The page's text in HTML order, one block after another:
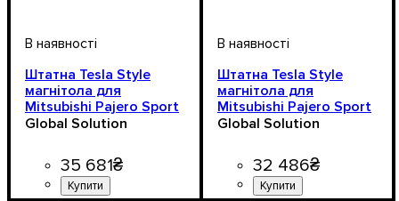
Штатна Tesla Style
магнітола для
Mitsubishi Pajero Sport
/ Montero Sport 2020–
Global Solution
35 681₴
Штатна Tesla Style
магнітола для
Mitsubishi Pajero Sport
V93/V97 2006–2017,
Global Solution
32 486₴